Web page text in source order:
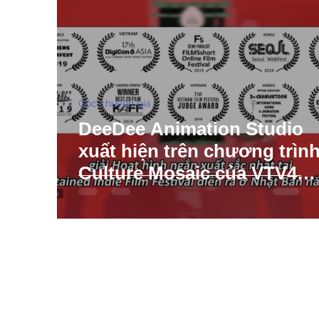
DeeDee Animation Studio
xuất hiện trên chương
Culture Mosaic của VTV4
(2025)
Góc chuyên gia